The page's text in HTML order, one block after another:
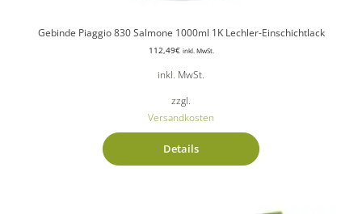
Gebinde Piaggio 830 Salmone 1000ml 1K Lechler-Einschichtlack
112,49€ inkl. MwSt.
inkl. MwSt.
zzgl.
Versandkosten
Details